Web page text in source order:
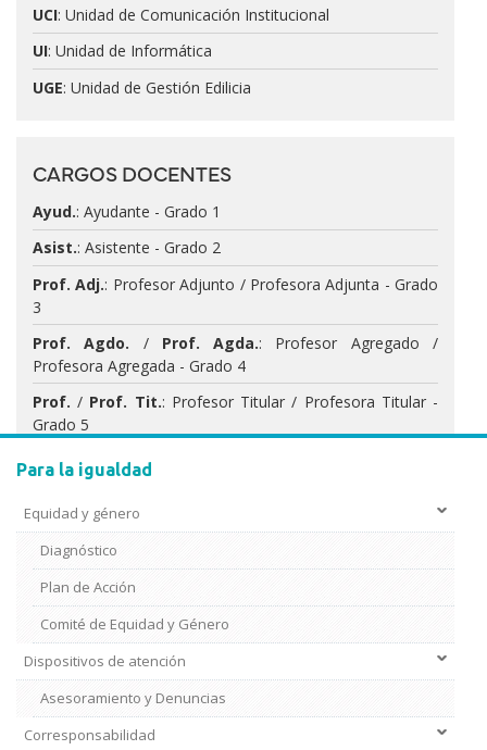
Para la igualdad
Equidad y género
Diagnóstico
Plan de Acción
Comité de Equidad y Género
Dispositivos de atención
Asesoramiento y Denuncias
Corresponsabilidad
UCI: Unidad de Comunicación Institucional
UI: Unidad de Informática
UGE: Unidad de Gestión Edilicia
CARGOS DOCENTES
Ayud.: Ayudante - Grado 1
Asist.: Asistente - Grado 2
Prof. Adj.: Profesor Adjunto / Profesora Adjunta - Grado
3
Prof. Agdo. / Prof. Agda.: Profesor Agregado /
Profesora Agregada - Grado 4
Prof. / Prof. Tit.: Profesor Titular / Profesora Titular -
Grado 5